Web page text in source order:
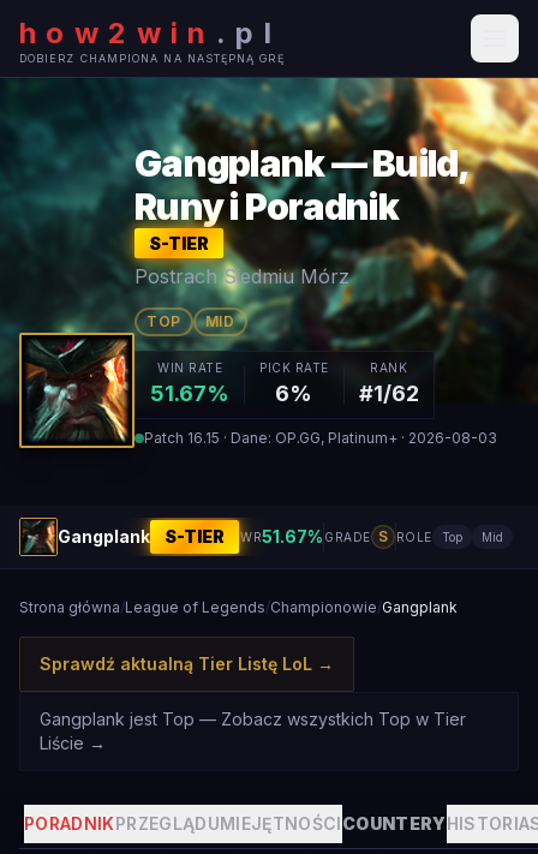
how2win . pl
DOBIERZ CHAMPIONA NA NASTĘPNĄ GRĘ
Gangplank — Build,
Runy i Poradnik
S-TIER
Postrach Siedmiu Mórz
TOP MID
WIN RATE
51.67%
PICK RATE
6%
RANK
#1/62
Patch 16.15 · Dane: OP.GG, Platinum+ · 2026-08-03
Gangplank S-TIER WR51.67% GRADE S ROLE Top Mid
Strona główna/League of Legends/Championowie/Gangplank
Sprawdź aktualną Tier Listę LoL →
Gangplank jest Top — Zobacz wszystkich Top w Tier
Liście →
PORADNIKPRZEGLĄDUMIEJĘTNOŚCICOUNTERYHISTORIA